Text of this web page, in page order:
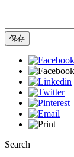
保存
Search